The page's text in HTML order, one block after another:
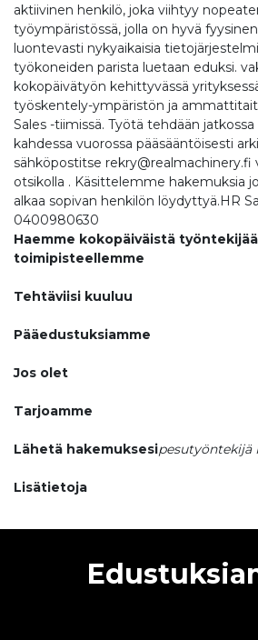
aktiivinen henkilö, joka viihtyy
työympäristössä, jolla on hyvä
luontevasti nykyaikaisia
työkoneiden parista luetaan eduksi.
kokopäivätyön kehittyvässä
työskentely-ympäristön ja
Sales -tiimissä. Työtä tehdään
kahdessa vuorossa pääsääntöisesti
sähköpostitse rekry@realmachinery.fi
otsikolla . Käsittelemme hakemuksia
alkaa sopivan henkilön löydyttyä.HR
0400980630
Haemme kokopäiväistä
toimipisteellemme
Tehtäviisi kuuluu
Pääedustuksiamme
Jos olet
Tarjoamme
Lähetä hakemuksesipesutyöntekijä
Lisätietoja